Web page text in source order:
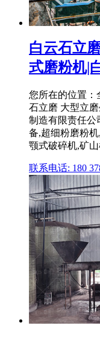
白云石立
式磨粉机|
您所在的位置：
石立磨 大型立
制造有限责任公
备,超细粉磨粉
颚式破碎机,矿
联系电话: 180